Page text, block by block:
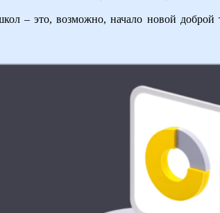
– это, возможно, начало новой доброй